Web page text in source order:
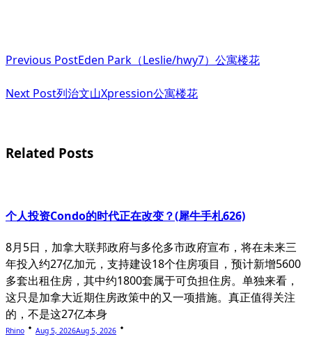
class="nav-
subtitle
reader-
Previous PostEden Park（Leslie/hwy7）公寓楼花
Next Post列治文山Xpression公寓楼花
Related Posts
个人投资Condo的时代正在改变？(犀牛手札626)
8月5日，加拿大联邦政府与多伦多市政府宣布，将在未来三
年投入约27亿加元，支持建设18个住房项目，预计新增5600
多套出租住房，其中约1800套属于可负担住房。单独来看，
这只是加拿大近期住房政策中的又一项措施。真正值得关注
的，不是这27亿本身
Rhino Aug 5, 2026Aug 5, 2026